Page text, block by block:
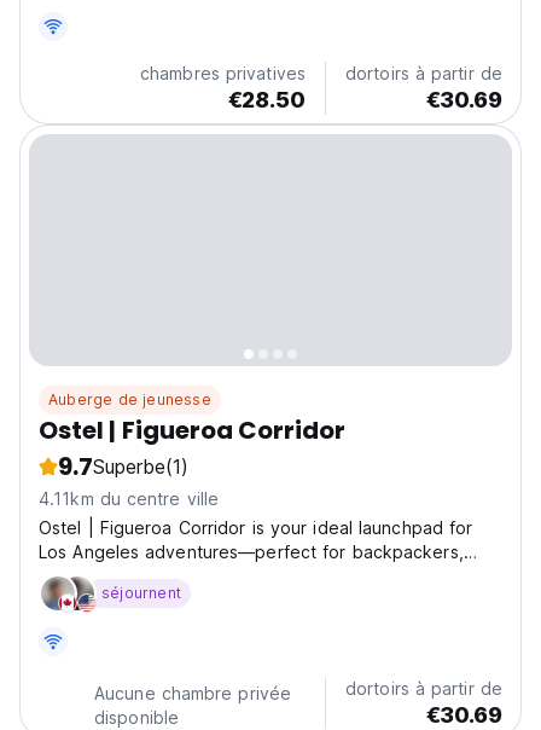
dortoirs bondés et de séjours impersonnels, vous
trouverez des chambres partagées confortables et
entièrement...chambres privatives
€28.50
dortoirs à partir de
€30.69
Auberge de jeunesse
Ostel | Figueroa Corridor
9.7Superbe(1)
4.11km du centre ville
Ostel | Figueroa Corridor is your ideal launchpad for
Los Angeles adventures—perfect for backpackers,
students, and digital nomads looking to explore the
city. Forget noisy hostels and crowded dorms; Ostel
séjournent
Aucune chambre privée
disponible
dortoirs à partir de
€30.69